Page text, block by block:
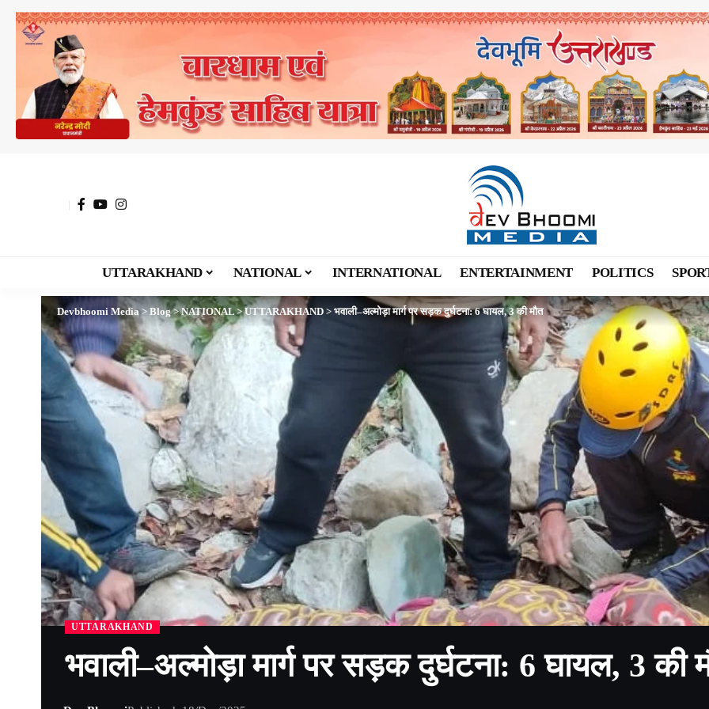
UTTARAKHAND NATIONAL INTERNATIONAL ENTERTAINMENT POLITICS
Devbhoomi Media>Blog>NATIONAL>UTTARAKHAND > भवाली–अल्मोड़ा मार्ग पर सड़क दुर्घटना: 6 घायल, 3 की मौत
UTTARAKHAND
भवाली–अल्मोड़ा मार्ग पर सड़क दुर्घटना: 6 घायल, 3 की